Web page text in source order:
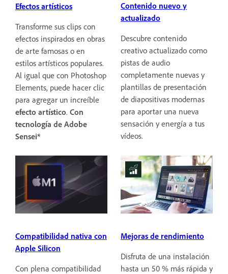
Efectos artísticos
Transforme sus clips con
efectos inspirados en obras
de arte famosas o en
estilos artísticos populares.
Al igual que con Photoshop
Elements, puede hacer clic
para agregar un increíble
efecto artístico. Con
tecnología de Adobe
Sensei*
Contenido nuevo y
actualizado
Descubre contenido
creativo actualizado como
pistas de audio
completamente nuevas y
plantillas de presentación
de diapositivas modernas
para aportar una nueva
sensación y energía a tus
vídeos.
Compatibilidad nativa con
Apple Silicon
Con plena compatibilidad
Mejoras de rendimiento
Disfruta de una instalación
hasta un 50 % más rápida y